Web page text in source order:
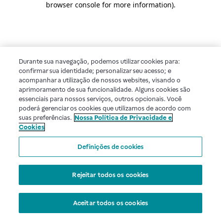
browser console for more information).
Durante sua navegação, podemos utilizar cookies para:
confirmar sua identidade; personalizar seu acesso; e
acompanhar a utilização de nossos websites, visando o
aprimoramento de sua funcionalidade. Alguns cookies são
essenciais para nossos serviços, outros opcionais. Você
poderá gerenciar os cookies que utilizamos de acordo com
suas preferências. Nossa Política de Privacidade e
Cookies
Definições de cookies
Rejeitar todos os cookies
Aceitar todos os cookies